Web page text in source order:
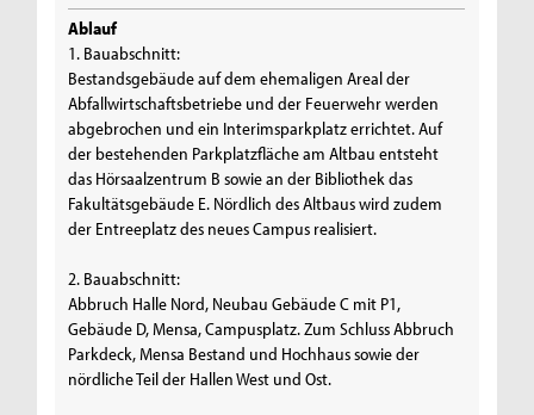
Ablauf
1. Bauabschnitt:
Bestandsgebäude auf dem ehemaligen Areal der
Abfallwirtschaftsbetriebe und der Feuerwehr werden
abgebrochen und ein Interimsparkplatz errichtet. Auf
der bestehenden Parkplatzfläche am Altbau entsteht
das Hörsaalzentrum B sowie an der Bibliothek das
Fakultätsgebäude E. Nördlich des Altbaus wird zudem
der Entreeplatz des neues Campus realisiert.
2. Bauabschnitt:
Abbruch Halle Nord, Neubau Gebäude C mit P1,
Gebäude D, Mensa, Campusplatz. Zum Schluss Abbruch
Parkdeck, Mensa Bestand und Hochhaus sowie der
nördliche Teil der Hallen West und Ost.